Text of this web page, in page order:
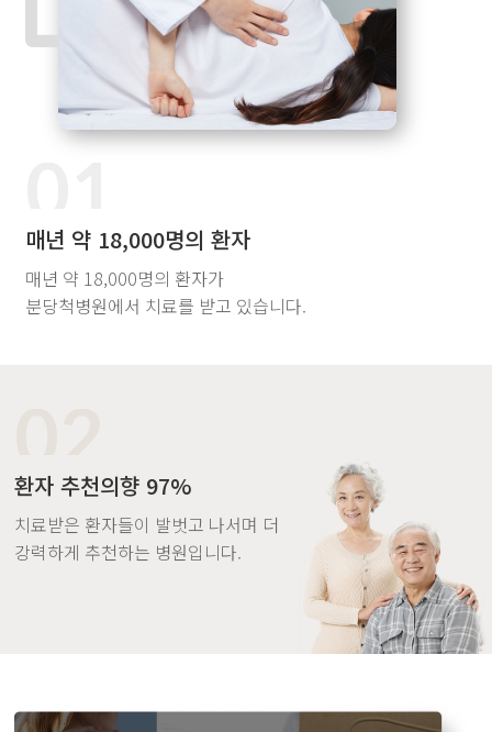
매년 약 18,000명의 환자
매년 약 18,000명의 환자가
분당척병원에서 치료를 받고 있습니다.
환자 추천의향 97%
치료받은 환자들이 발벗고 나서며 더
강력하게 추천하는 병원입니다.